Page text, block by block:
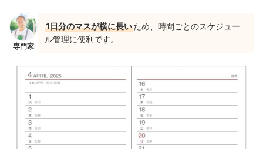
専門家
1日分のマスが横に長いため、時間ごとのスケジュー
ル管理に便利です。